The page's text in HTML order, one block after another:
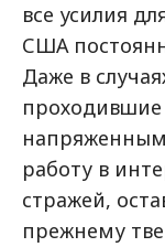
все усилия
США
Даже в
проходившие
работу в
стражей,
прежнему